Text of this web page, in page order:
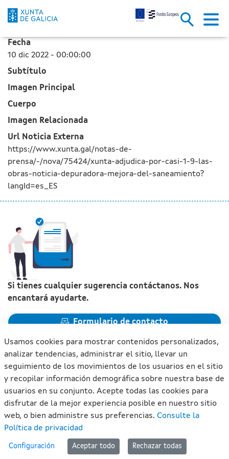
La Xunta adjudica por casi 1,9
Saltar al contenido principal
Fecha
10 dic 2022 - 00:00:00
Subtítulo
Imagen Principal
Cuerpo
Imagen Relacionada
Url Noticia Externa
https://www.xunta.gal/notas-de-
prensa/-/nova/75424/xunta-adjudica-por-casi-1-9-las-
obras-noticia-depuradora-mejora-del-saneamiento?
langId=es_ES
Si tienes cualquier sugerencia contáctanos. Nos
encantará ayudarte.
Formulario de contacto
Xunta de Galicia. Información mantenida y publicada en
internet por la Xunta de Galicia
Atención a la ciudadanía
Accesibilidad
Usamos cookies para mostrar contenidos personalizados,
analizar tendencias, administrar el sitio, llevar un
seguimiento de los movimientos de los usuarios en el sitio
y recopilar información demográfica sobre nuestra base de
usuarios en su conjunto. Acepte todas las cookies para
disfrutar de la mejor experiencia posible en nuestro sitio
web, o bien administre sus preferencias. Consulte la
Política de privacidad
Configuración Aceptar todo Rechazar todas